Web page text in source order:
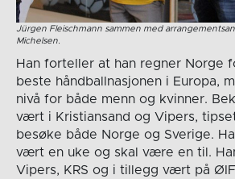
Jürgen Fleischmann sammen med
Michelsen.
Han forteller at han regner Norge
beste håndballnasjonen i Europa,
nivå for både menn og kvinner.
vært i Kristiansand og Vipers,
besøke både Norge og Sverige.
vært en uke og skal være en til.
Vipers, KRS og i tillegg vært på